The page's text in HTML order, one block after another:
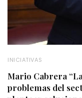
INICIATIVAS
Mario Cabrera
problemas del